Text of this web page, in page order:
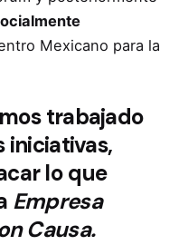
Mexicano para la
trabajado
iniciativas,
lo que
Empresa
Causa.